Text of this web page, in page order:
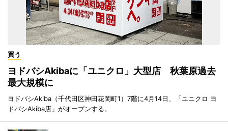
買う
ヨドバシAkibaに「ユニクロ」大型店 秋葉原過去
最大規模に
ヨドバシAkiba（千代田区神田花岡町1）7階に4月14日、「ユニクロ ヨ
ドバシAkiba店」がオープンする。